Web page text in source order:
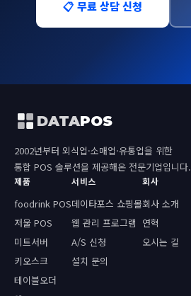
📋 무료 상담 신청
DATAPOS
2002년부터 외식업·소매업·유통업을 위한
통합 POS 솔루션을 제공해온 전문기업입니다.
제품
foodrink POS
저울 POS
미트서버
키오스크
테이블오더
서비스
데이타포스 쇼핑몰
웹 관리 프로그램
A/S 신청
설치 문의
회사
회사 소개
연혁
오시는 길